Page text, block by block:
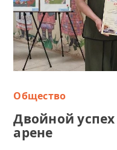
Общество
Двойной
арене